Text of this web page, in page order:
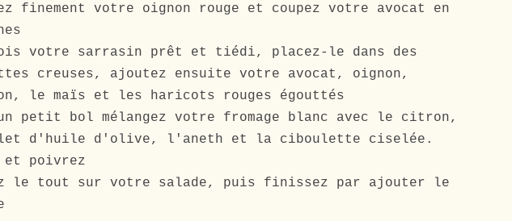
finement votre oignon rouge et coupez votre avocat en
votre sarrasin prêt et tiédi, placez-le dans des
creuses, ajoutez ensuite votre avocat, oignon,
le maïs et les haricots rouges égouttés
un petit bol mélangez votre fromage blanc avec le citron,
d'huile d'olive, l'aneth et la ciboulette ciselée.
et poivrez
le tout sur votre salade, puis finissez par ajouter le